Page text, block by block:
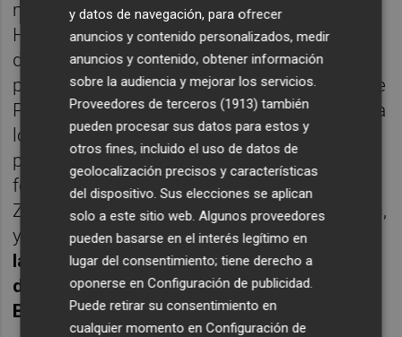
modernización de la estación de tren de
Havírov en República Checa, por un importe
de más de 140 millones de euros, o en la
primera fase de la nueva línea D del Metro de
Praga, cuyo presupuesto en conjunto supera
los 570 millones de euros. También ganó el
proyecto de electrificación del tramo
ferroviario entre las localidades de Strelice y
Zastávka, valorado en 120 millones de euros,
y
sigue avanzando en la reconstrucción de
la estación de ferrocarril de Vsetín y en la
de la doble línea del tramo Adamov-
Blansko.
y datos de navegación, para ofrecer
anuncios y contenido personalizados, medir
anuncios y contenido, obtener información
sobre la audiencia y mejorar los servicios.
Proveedores de terceros (1913) también
pueden procesar sus datos para estos y
otros fines, incluido el uso de datos de
geolocalización precisos y características
del dispositivo. Sus elecciones se aplican
solo a este sitio web. Algunos proveedores
pueden basarse en el interés legítimo en
lugar del consentimiento; tiene derecho a
oponerse enConfiguración de publicidad
Puede retirar su consentimiento en
cualquier momento enConfiguración de